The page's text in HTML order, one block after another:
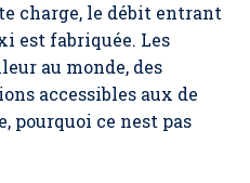
charge, le débit entrant
est fabriquée. Les
au monde, des
accessibles aux de
pourquoi ce nest pas